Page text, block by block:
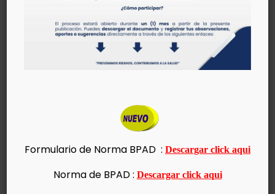
RECAUDOS Y FORMULARIOS
DIRECCIÓN DE REGULACIÓN Y
CONTROL DE MATERIALES,
EQUIPOS, ESTABLECIMIENTOS
Formulario de Norma BPAD : Descargar click aqui
Norma de BPAD: Descargar click aqui